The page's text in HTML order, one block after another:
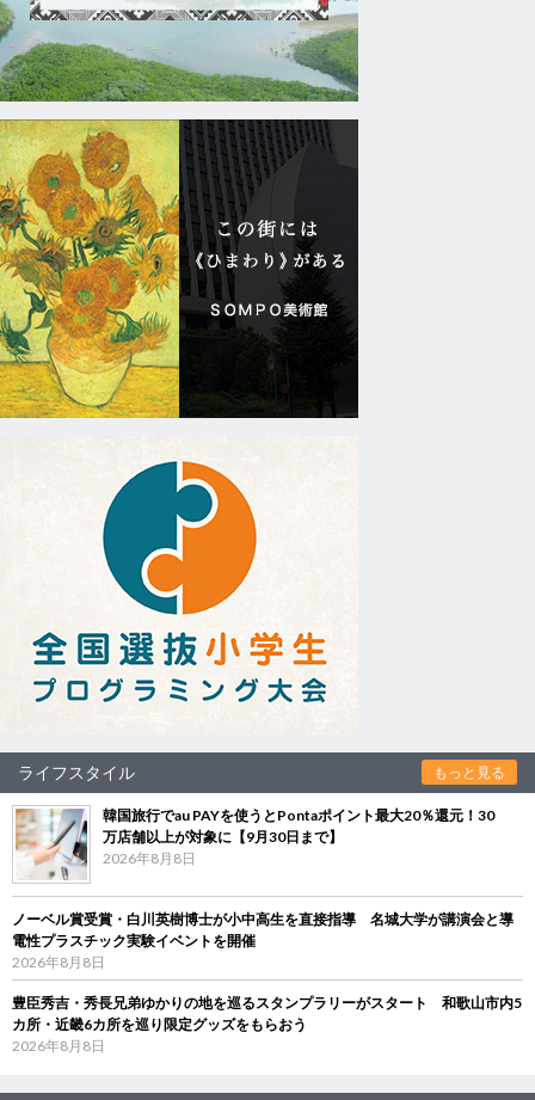
ライフスタイル もっと見る
韓国旅行でau PAYを使うとPontaポイント最大20％還元！30
万店舗以上が対象に【9月30日まで】
2026年8月8日
ノーベル賞受賞・白川英樹博士が小中高生を直接指導 名城大学が講演会と導
電性プラスチック実験イベントを開催
2026年8月8日
豊臣秀吉・秀長兄弟ゆかりの地を巡るスタンプラリーがスタート 和歌山市内5
カ所・近畿6カ所を巡り限定グッズをもらおう
2026年8月8日